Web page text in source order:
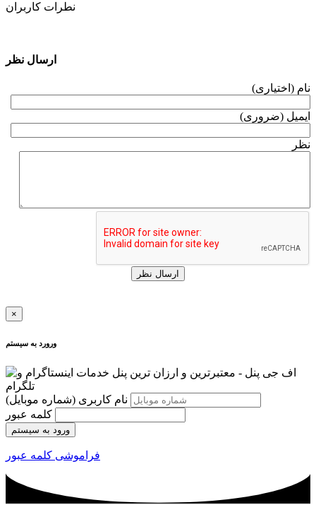
نطرات کاربران
ارسال نظر
نام (اختیاری)
ایمیل (ضروری)
نظر
ارسال نظر
×
ورورد به سیستم
نام کاربری (شماره موبایل)
ورود به سیستم
فراموشی کلمه عبور